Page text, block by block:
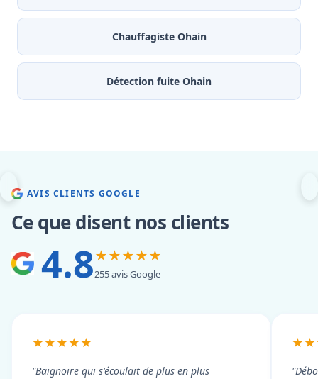
Chauffagiste Ohain
Détection fuite Ohain
AVIS CLIENTS GOOGLE
Ce que disent nos clients
4.8★★★★★
255 avis Google
★★★★★
"Baignoire qui s'écoulait de plus en plus